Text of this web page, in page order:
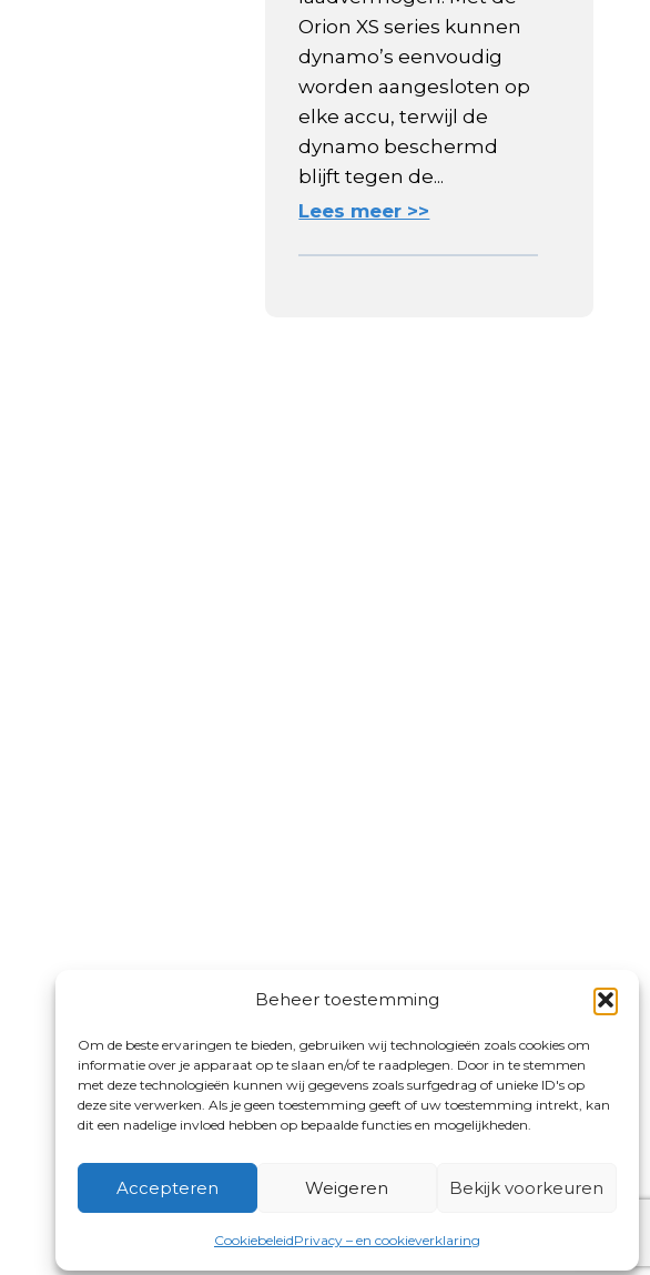
Beheer toestemming
Om de beste ervaringen te bieden, gebruiken wij technologieën zoals cookies om
informatie over je apparaat op te slaan en/of te raadplegen. Door in te stemmen
met deze technologieën kunnen wij gegevens zoals surfgedrag of unieke ID's op
deze site verwerken. Als je geen toestemming geeft of uw toestemming intrekt, kan
dit een nadelige invloed hebben op bepaalde functies en mogelijkheden.
Accepteren Weigeren Bekijk voorkeuren
CookiebeleidPrivacy – en cookieverklaring
Orion XS series kunnen
dynamo’s eenvoudig
worden aangesloten op
elke accu, terwijl de
dynamo beschermd
blijft tegen de...
Lees meer >>